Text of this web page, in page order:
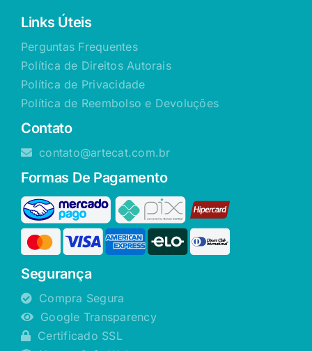
Links Úteis
Perguntas Frequentes
Política de Direitos Autorais
Política de Privacidade
Política de Reembolso e Devoluções
Contato
contato@artecat.com.br
Formas De Pagamento
Segurança
Compra Segura
Google Transparency
Certificado SSL